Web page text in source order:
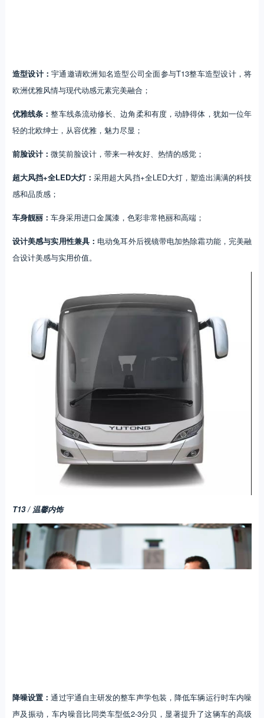
造型设计：宇通邀请欧洲知名造型公司全面参与T13整车造型设计，将
欧洲优雅风情与现代动感元素完美融合；
优雅线条：整车线条流动修长、边角柔和有度，动静得体，犹如一位年
轻的北欧绅士，从容优雅，魅力尽显；
前脸设计： 微笑前脸设计，带来一种友好、热情的感觉；
超大风挡+全LED大灯：采用超大风挡+全LED大灯，塑造出满满的科技
感和品质感；
车身靓丽： 车身采用进口金属漆，色彩非常艳丽和高端；
设计美感与实用性兼具： 电动兔耳外后视镜带电加热除霜功能，完美融
合设计美感与实用价值。
T13 / 温馨内饰
降噪设置：通过宇通自主研发的整车声学包装，降低车辆运行时车内噪
声及振动，车内噪音比同类车型低2-3分贝，显著提升了这辆车的高级